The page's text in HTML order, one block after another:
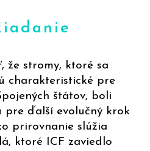
že stromy, ktoré sa
charakteristické pre
štátov, boli
pre ďalší evolučný krok
prirovnanie slúžia
ktoré ICF zaviedlo